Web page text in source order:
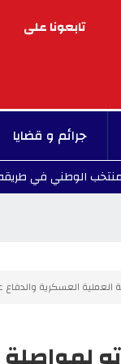
تابعونا على
جرائم و قضايا
في طريقه لخوض تجربة
العسكرية والدفاع